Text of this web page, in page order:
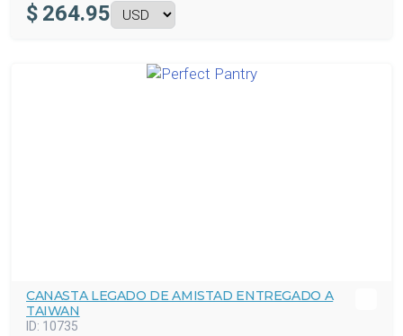
$ 264.95
CANASTA LEGADO DE AMISTAD ENTREGADO A
TAIWAN
ID: 10735